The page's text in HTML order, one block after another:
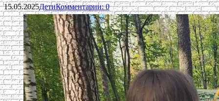
15.05.2025ДетиКомментарии: 0